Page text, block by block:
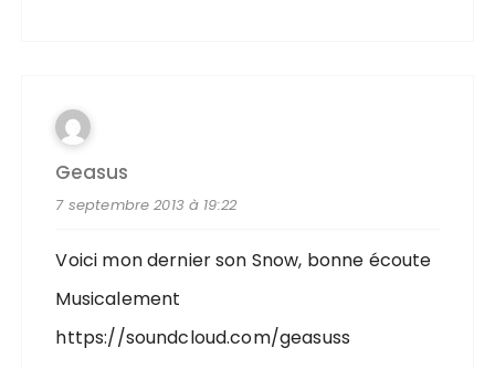
Geasus
7 septembre 2013 à 19:22
Voici mon dernier son Snow, bonne écoute
Musicalement
https://soundcloud.com/geasuss